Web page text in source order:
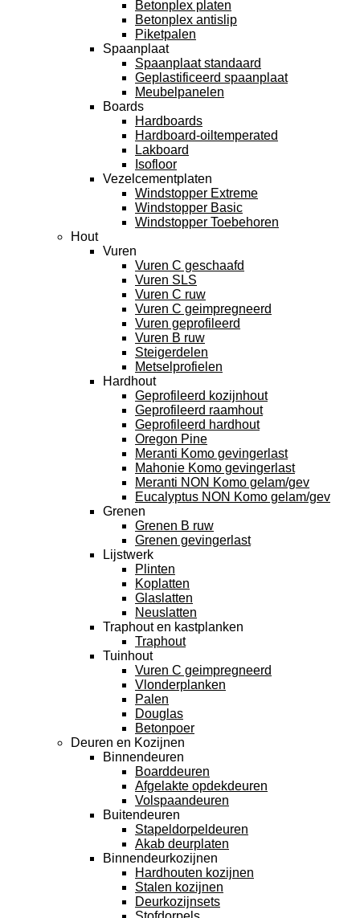
Betonplex platen
Betonplex antislip
Piketpalen
Spaanplaat
Spaanplaat standaard
Geplastificeerd spaanplaat
Meubelpanelen
Boards
Hardboards
Hardboard-oiltemperated
Lakboard
Isofloor
Vezelcementplaten
Windstopper Extreme
Windstopper Basic
Windstopper Toebehoren
Hout
Vuren
Vuren C geschaafd
Vuren SLS
Vuren C ruw
Vuren C geimpregneerd
Vuren geprofileerd
Vuren B ruw
Steigerdelen
Metselprofielen
Hardhout
Geprofileerd kozijnhout
Geprofileerd raamhout
Geprofileerd hardhout
Oregon Pine
Meranti Komo gevingerlast
Mahonie Komo gevingerlast
Meranti NON Komo gelam/gev
Eucalyptus NON Komo gelam/gev
Grenen
Grenen B ruw
Grenen gevingerlast
Lijstwerk
Plinten
Koplatten
Glaslatten
Neuslatten
Traphout en kastplanken
Traphout
Tuinhout
Vuren C geimpregneerd
Vlonderplanken
Palen
Douglas
Betonpoer
Deuren en Kozijnen
Binnendeuren
Boarddeuren
Afgelakte opdekdeuren
Volspaandeuren
Buitendeuren
Stapeldorpeldeuren
Akab deurplaten
Binnendeurkozijnen
Hardhouten kozijnen
Stalen kozijnen
Deurkozijnsets